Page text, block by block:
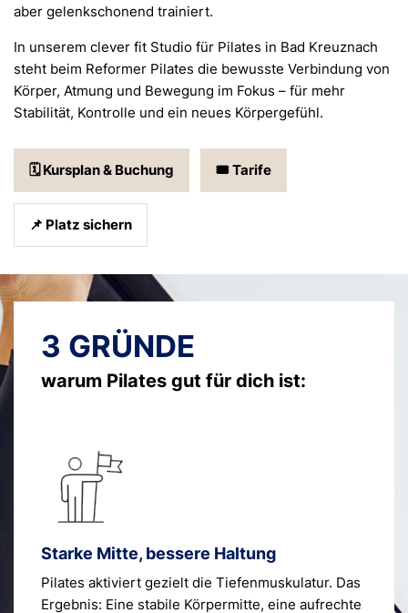
aber gelenkschonend trainiert.
In unserem clever fit Studio für Pilates in Bad Kreuznach
steht beim Reformer Pilates die bewusste Verbindung von
Körper, Atmung und Bewegung im Fokus – für mehr
Stabilität, Kontrolle und ein neues Körpergefühl.
🗓️ Kursplan & Buchung 🎟️ Tarife
📌 Platz sichern
3 GRÜNDE
warum Pilates gut für dich ist:
Starke Mitte, bessere Haltung
Pilates aktiviert gezielt die Tiefenmuskulatur. Das
Ergebnis: Eine stabile Körpermitte, eine aufrechte